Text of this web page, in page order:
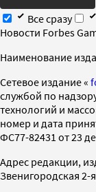
Все сразу
Новости Forbes
Наименование
Cетевое издание «
службой по
технологий и
номер и дата
ФС77-82431 от 23
Адрес редакции,
Звенигородская 2-